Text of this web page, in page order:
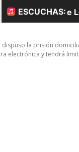
dispuso la prisión
electrónica y tendrá